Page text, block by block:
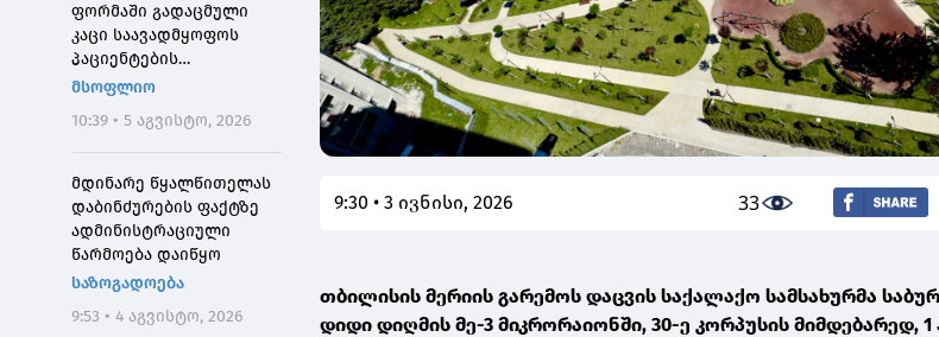
ფორმაში გადაცმული
კაცი საავადმყოფოს
პაციენტების
შეშინებისთვის
მსოფლიო
10:39 • 5 აგვისტო, 2026
მდინარე წყალწითელას
დაბინძურების ფაქტზე
ადმინისტრაციული
წარმოება დაიწყო
საზოგადოება
9:53 • 4 აგვისტო, 2026
9:30 • 3 ივნისი, 2026 33
თბილისის მერიის გარემოს დაცვის საქალაქო სამსახურმა
დიდი დიღმის მე-3 მიკრორაიონში, 30-ე კორპუსის მიმდებარედ,